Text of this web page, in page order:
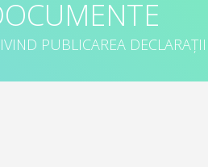
PUBLICAREA